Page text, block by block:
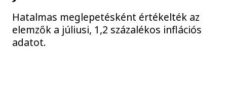
Hatalmas meglepetésként értékelték az
elemzők a júliusi, 1,2 százalékos inflációs
adatot.